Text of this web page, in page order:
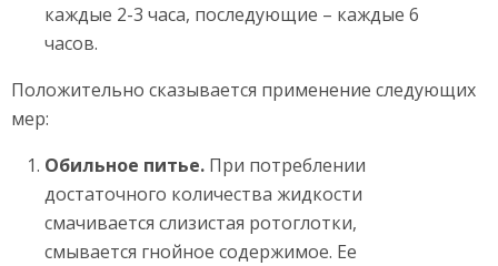
каждые 2-3 часа, последующие – каждые 6
часов.
Положительно сказывается применение следующих
мер:
Обильное питье. При потреблении
достаточного количества жидкости
смачивается слизистая ротоглотки,
смывается гнойное содержимое. Ее